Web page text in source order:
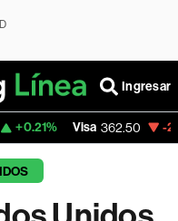
Ingresar
Visa 362.50 -2.15%